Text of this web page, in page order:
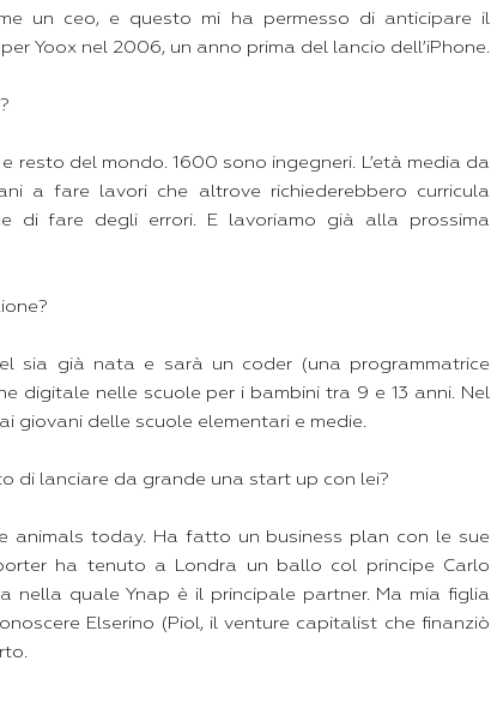
un ceo, e questo mi ha permesso di anticipare il
Yoox nel 2006, un anno prima del lancio dell’iPhone.
resto del mondo. 1600 sono ingegneri. L’età media da
a fare lavori che altrove richiederebbero curricula
di fare degli errori. E lavoriamo già alla prossima
sia già nata e sarà un coder (una programmatrice
digitale nelle scuole per i bambini tra 9 e 13 anni. Nel
giovani delle scuole elementari e medie.
di lanciare da grande una start up con lei?
animals today. Ha fatto un business plan con le sue
ha tenuto a Londra un ballo col principe Carlo
nella quale Ynap è il principale partner. Ma mia figlia
Elserino (Piol, il venture capitalist che finanziò